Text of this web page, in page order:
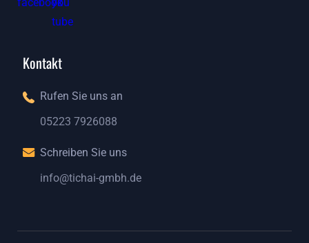
Kontakt
Rufen Sie uns an
05223 7926088
Schreiben Sie uns
info@tichai-gmbh.de